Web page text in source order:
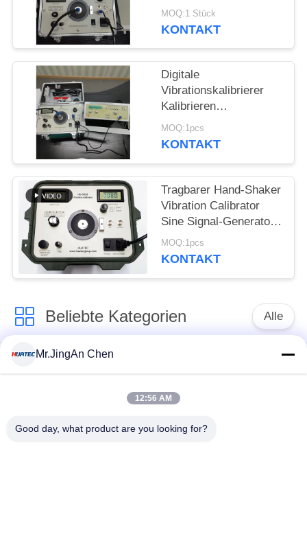
Vibrationsmesser
Vibrationsschüttler 1Hz
einstellbar HG-5020i
MOQ:1 Stück
KONTAKT
Digitale
Vibrationskalibrierer
Kalibrieren
Vibrationsmesser
Vibrationsanalysator /
MOQ:1pcs
KONTAKT
Tragbarer Hand-Shaker
Vibration Calibrator
Sine Signal-Generator-
Endverstärker
MOQ:1pcs
KONTAKT
Beliebte Kategorien Alle
Ultraschallprüfgerät
Dickenmessung
Schichtdickenmessgerät
Härteprüfgerät
Mr.JingAn Chen
12:56 AM
Good day, what product are you looking for?